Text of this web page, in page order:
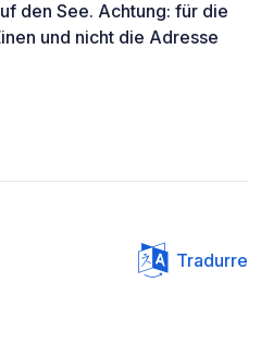
den See. Achtung: für die
und nicht die Adresse
Tradurre